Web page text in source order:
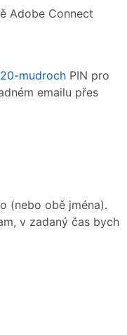
Adobe Connect
mudroch PIN pro
emailu přes
(nebo obě jména).
v zadaný čas bych